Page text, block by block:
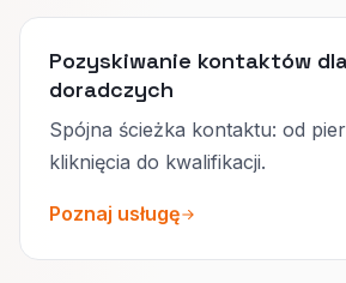
Pozyskiwanie kontaktów
doradczych
Spójna ścieżka kontaktu: od
kliknięcia do kwalifikacji.
Poznaj usługę